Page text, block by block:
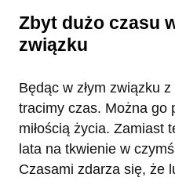
Zbyt dużo czasu
związku
Będąc w złym związku
tracimy czas. Można go
miłością życia. Zamiast
lata na tkwienie w
Czasami zdarza się, że